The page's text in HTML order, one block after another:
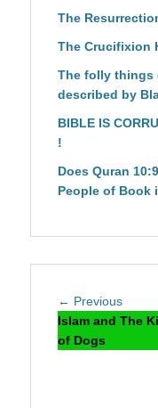
The
The Crucifixion
The folly things
described by
BIBLE IS
!
Does Quran
People of Book
Post
navigation
← Previous
post:
Islam and The
of Dogs